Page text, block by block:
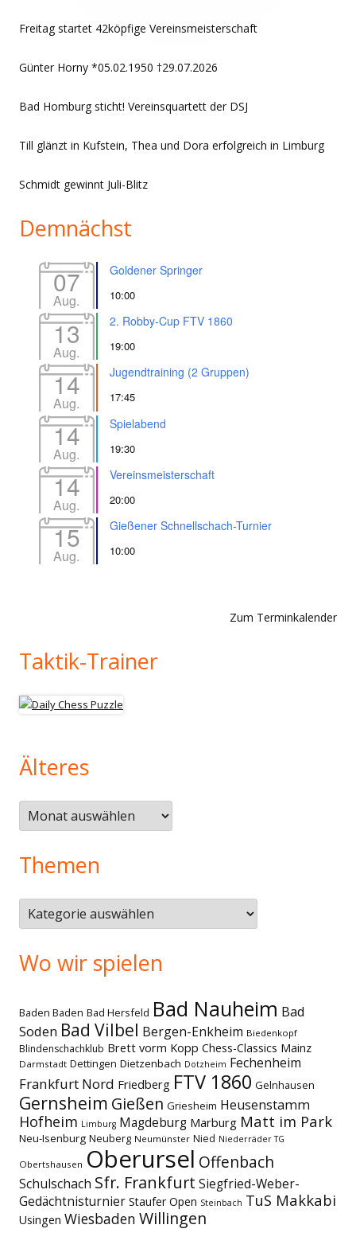
Freitag startet 42köpfige Vereinsmeisterschaft
Günter Horny *05.02.1950 †29.07.2026
Bad Homburg sticht! Vereinsquartett der DSJ
Till glänzt in Kufstein, Thea und Dora erfolgreich in Limburg
Schmidt gewinnt Juli-Blitz
Demnächst
07
Aug.
Goldener Springer
10:00
13
Aug.
2. Robby-Cup FTV 1860
19:00
14
Aug.
Jugendtraining (2 Gruppen)
17:45
14
Aug.
Spielabend
19:30
14
Aug.
Vereinsmeisterschaft
20:00
15
Aug.
Gießener Schnellschach-Turnier
10:00
Zum Terminkalender
Taktik-Trainer
Älteres
Älteres
Themen
Themen
Wo wir spielen
Baden Baden Bad Hersfeld Bad Nauheim Bad
Soden Bad Vilbel Bergen-Enkheim Biedenkopf
Blindenschachklub Brett vorm Kopp Chess-Classics Mainz
Darmstadt Dettingen Dietzenbach Dotzheim Fechenheim
Frankfurt Nord Friedberg FTV 1860 Gelnhausen
Gernsheim Gießen Griesheim Heusenstamm
Hofheim Limburg Magdeburg Marburg Matt im Park
Neu-Isenburg Neuberg Neumünster Nied Niederräder TG
Obertshausen Oberursel Offenbach
Schulschach Sfr. Frankfurt Siegfried-Weber-
Gedächtnisturnier Staufer Open Steinbach TuS Makkabi
Usingen Wiesbaden Willingen